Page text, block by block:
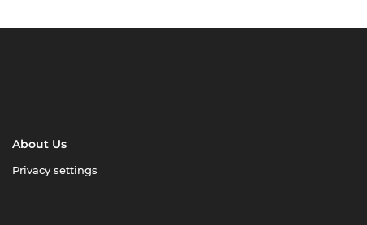
About Us
Privacy settings